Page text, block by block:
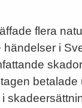
flera
i
betalade